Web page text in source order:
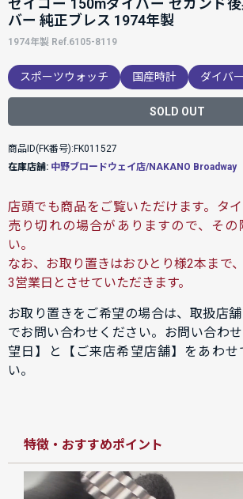
セイコー 150mダイバー セカンド
バー 純正ブレス 1974年製
1974年製 Ref.6105-8119
スポーツウォッチ 国産時計 ダイバ
SOLD OUT
商品ID(FK番号):FK011527
在庫店舗: 中野ブロードウェイ店/NAKANO Broadway
店頭でも商品をご覧いただけます。タ
売り切れの場合がありますので、その
い。
なお、お取り置きはおひとり様2本まで
3営業日とさせていただきます。
お取り置きをご希望の場合は、取扱店
でお問い合わせください。お問い合わ
望日】と【ご来店希望店舗】をあわせ
い。
特徴・おすすめポイント